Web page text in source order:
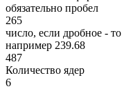
обязательно пробел
265
число, если дробное - то
например 239.68
487
Количество ядер
6